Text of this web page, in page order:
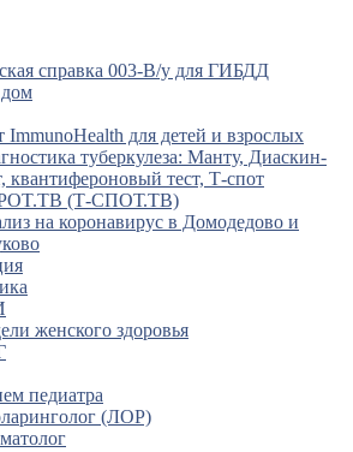
справка 003-В/у для ГИБДД
ImmunoHealth для детей и взрослых
туберкулеза: Манту, Диаскин-
квантифероновый тест, Т-спот
(Т-СПОТ.ТВ)
на коронавирус в Домодедово и
женского здоровья
педиатра
(ЛОР)